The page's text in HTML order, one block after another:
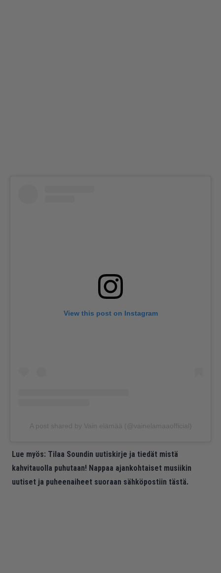
View this post on Instagram
A post shared by Vain elämää (@vainelamaaofficial)
Lue myös: Tilaa Soundin uutiskirje ja tiedät mistä
kahvitauolla puhutaan! Nappaa ajankohtaiset musiikin
uutiset ja puheenaiheet suoraan sähköpostiin tästä.